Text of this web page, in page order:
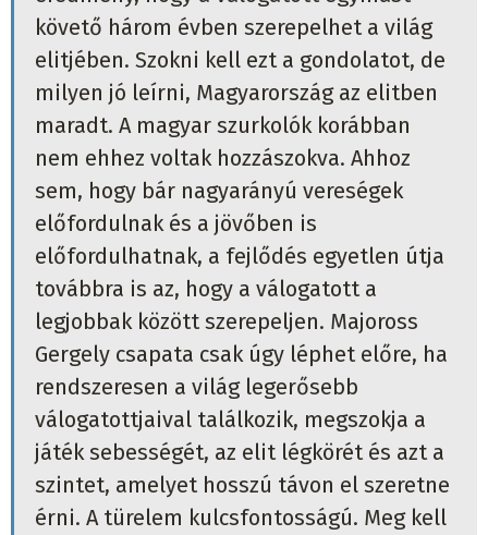
követő három évben szerepelhet a világ
elitjében. Szokni kell ezt a gondolatot, de
milyen jó leírni, Magyarország az elitben
maradt. A magyar szurkolók korábban
nem ehhez voltak hozzászokva. Ahhoz
sem, hogy bár nagyarányú vereségek
előfordulnak és a jövőben is
előfordulhatnak, a fejlődés egyetlen útja
továbbra is az, hogy a válogatott a
legjobbak között szerepeljen. Majoross
Gergely csapata csak úgy léphet előre, ha
rendszeresen a világ legerősebb
válogatottjaival találkozik, megszokja a
játék sebességét, az elit légkörét és azt a
szintet, amelyet hosszú távon el szeretne
érni. A türelem kulcsfontosságú. Meg kell